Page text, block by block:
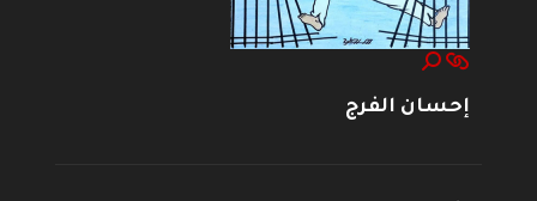
إحسان الفرج